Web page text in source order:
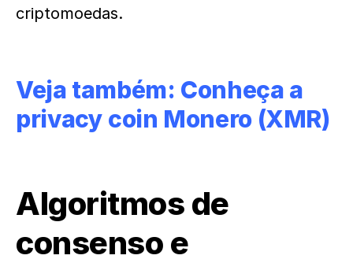
criptomoedas.
Veja também: Conheça a
privacy coin Monero (XMR)
Algoritmos de
consenso e